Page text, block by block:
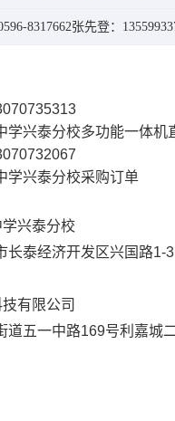
8317662张先登：
学兴泰分校多功能一体机
学兴泰分校采购订单
兴泰分校
长泰经济开发区兴国路1-3
有限公司
道五一中路169号利嘉城